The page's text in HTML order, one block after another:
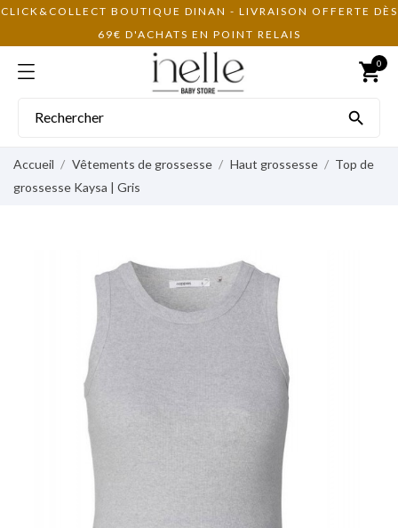
CLICK&COLLECT BOUTIQUE DINAN - LIVRAISON OFFERTE DÈS
69€ D'ACHATS EN POINT RELAIS
shopping_cart
0

Accueil Vêtements de grossesse Haut grossesse
Top de
grossesse Kaysa | Gris